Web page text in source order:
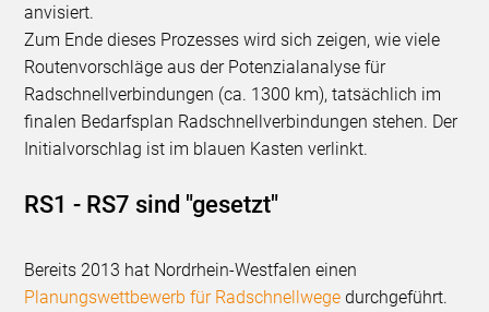
anvisiert.
Zum Ende dieses Prozesses wird sich zeigen, wie viele
Routenvorschläge aus der Potenzialanalyse für
Radschnellverbindungen (ca. 1300 km), tatsächlich im
finalen Bedarfsplan Radschnellverbindungen stehen. Der
Initialvorschlag ist im blauen Kasten verlinkt.
RS1 - RS7 sind "gesetzt"
Bereits 2013 hat Nordrhein-Westfalen einen
Planungswettbewerb für Radschnellwege durchgeführt.